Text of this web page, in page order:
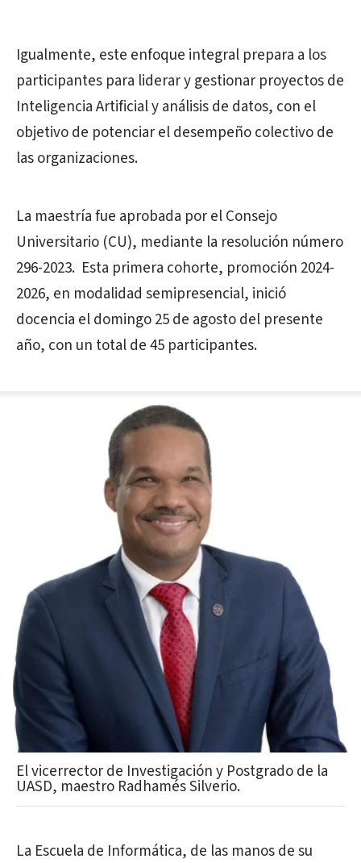
Igualmente, este enfoque integral prepara a los
participantes para liderar y gestionar proyectos de
Inteligencia Artificial y análisis de datos, con el
objetivo de potenciar el desempeño colectivo de
las organizaciones.
La maestría fue aprobada por el Consejo
Universitario (CU), mediante la resolución número
296-2023. Esta primera cohorte, promoción 2024-
2026, en modalidad semipresencial, inició
docencia el domingo 25 de agosto del presente
año, con un total de 45 participantes.
El vicerrector de Investigación y Postgrado de la
UASD, maestro Radhamés Silverio.
La Escuela de Informática, de las manos de su